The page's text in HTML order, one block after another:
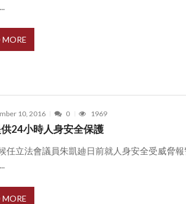
MORE
10, 2016 0 1969
24小時人身安全保護
任立法會議員朱凱廸日前就人身安全受威脅
MORE